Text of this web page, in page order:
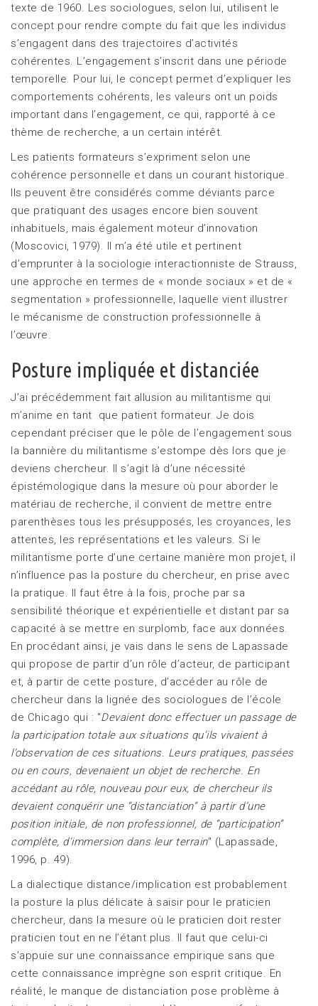
texte de 1960. Les sociologues, selon lui, utilisent le
concept pour rendre compte du fait que les individus
s’engagent dans des trajectoires d’activités
cohérentes. L’engagement s’inscrit dans une période
temporelle. Pour lui, le concept permet d’expliquer les
comportements cohérents, les valeurs ont un poids
important dans l’engagement, ce qui, rapporté à ce
thème de recherche, a un certain intérêt.
Les patients formateurs s’expriment selon une
cohérence personnelle et dans un courant historique.
Ils peuvent être considérés comme déviants parce
que pratiquant des usages encore bien souvent
inhabituels, mais également moteur d’innovation
(Moscovici, 1979). Il m’a été utile et pertinent
d’emprunter à la sociologie interactionniste de Strauss,
une approche en termes de « monde sociaux » et de «
segmentation » professionnelle, laquelle vient illustrer
le mécanisme de construction professionnelle à
l’œuvre.
Posture impliquée et distanciée
J’ai précédemment fait allusion au militantisme qui
m’anime en tant que patient formateur. Je dois
cependant préciser que le pôle de l’engagement sous
la bannière du militantisme s’estompe dès lors que je
deviens chercheur. Il s’agit là d’une nécessité
épistémologique dans la mesure où pour aborder le
matériau de recherche, il convient de mettre entre
parenthèses tous les présupposés, les croyances, les
attentes, les représentations et les valeurs. Si le
militantisme porte d’une certaine manière mon projet, il
n’influence pas la posture du chercheur, en prise avec
la pratique. Il faut être à la fois, proche par sa
sensibilité théorique et expérientielle et distant par sa
capacité à se mettre en surplomb, face aux données.
En procédant ainsi, je vais dans le sens de Lapassade
qui propose de partir d’un rôle d’acteur, de participant
et, à partir de cette posture, d’accéder au rôle de
chercheur dans la lignée des sociologues de l’école
de Chicago qui : "Devaient donc effectuer un passage de
la participation totale aux situations qu’ils vivaient à
l’observation de ces situations. Leurs pratiques, passées
ou en cours, devenaient un objet de recherche. En
accédant au rôle, nouveau pour eux, de chercheur ils
devaient conquérir une “distanciation” à partir d’une
position initiale, de non professionnel, de “participation”
complète, d’immersion dans leur terrain" (Lapassade,
1996, p. 49).
La dialectique distance/implication est probablement
la posture la plus délicate à saisir pour le praticien
chercheur, dans la mesure où le praticien doit rester
praticien tout en ne l’étant plus. Il faut que celui-ci
s’appuie sur une connaissance empirique sans que
cette connaissance imprègne son esprit critique. En
réalité, le manque de distanciation pose problème à